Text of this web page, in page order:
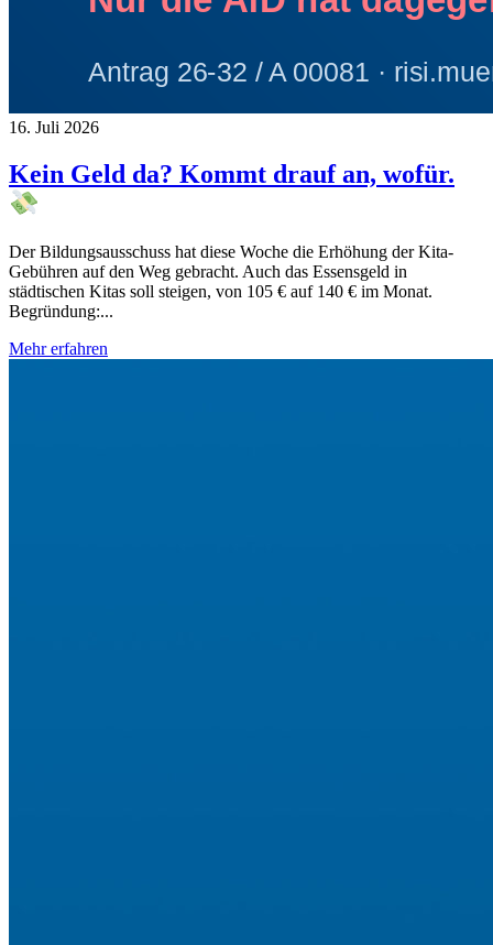
16. Juli 2026
Kein Geld da? Kommt drauf an, wofür.
Der Bildungsausschuss hat diese Woche die Erhöhung der Kita-
Gebühren auf den Weg gebracht. Auch das Essensgeld in
städtischen Kitas soll steigen, von 105 € auf 140 € im Monat.
Begründung:...
Mehr erfahren